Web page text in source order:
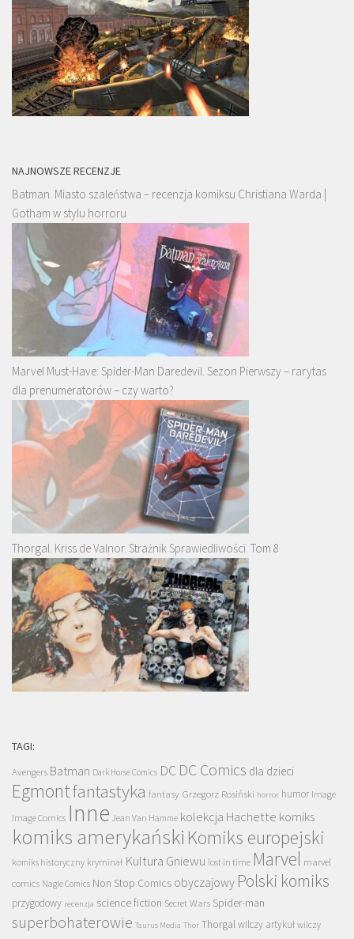
NAJNOWSZE RECENZJE
Batman. Miasto szaleństwa – recenzja komiksu Christiana Warda |
Gotham w stylu horroru
Marvel Must-Have: Spider-Man Daredevil. Sezon Pierwszy – rarytas
dla prenumeratorów – czy warto?
Thorgal. Kriss de Valnor. Strażnik Sprawiedliwości. Tom 8
TAGI:
Avengers Batman Dark Horse Comics DC DC Comics dla dzieci
Egmontfantastyka fantasy Grzegorz Rosiński horror humor Image
Image Comics Inne Jean Van Hamme kolekcja Hachette komiks
komiks amerykański Komiks europejski
komiks historyczny kryminał Kultura Gniewu lost in time Marvel marvel
comics Nagle Comics Non Stop Comics obyczajowy Polski komiks
przygodowy recenzja science fiction Secret Wars Spider-man
superbohaterowie Taurus Media Thor Thorgalwilczy artykuł wilczy